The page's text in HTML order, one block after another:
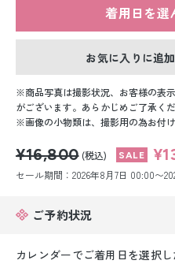
白無垢&紋付袴レンタル
引き振袖レンタル
小物販売品
着用日を選
お気に入りに追
商品写真は撮影状況、お客様の表
がございます。あらかじめご了承くだ
画像の小物類は、撮影用の為お付
¥16,800 (税込)
セール期間：2026年8月7日 00:00〜
ご予約状況
カレンダーでご着用日を選択